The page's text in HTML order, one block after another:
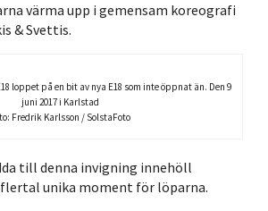
värma upp i gemensam koreografi
& Svettis.
loppet på en bit av nya E18 som inte öppnat än. Den 9
juni 2017 i Karlstad
Fredrik Karlsson / SolstaFoto
till denna invigning innehöll
unika moment för löparna.